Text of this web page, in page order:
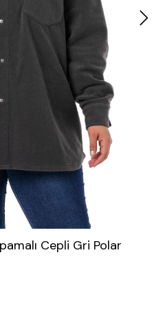
Cepli Gri Polar